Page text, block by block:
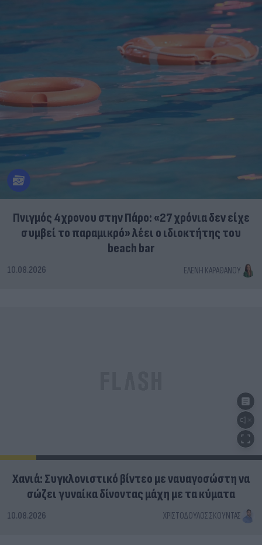
Πνιγμός 4χρονου στην Πάρο: «27 χρόνια δεν είχε
συμβεί το παραμικρό» λέει ο ιδιοκτήτης του
beach bar
10.08.2026 ΕΛΈΝΗ ΚΑΡΑΘΆΝΟΥ
Χανιά: Συγκλονιστικό βίντεο με ναυαγοσώστη να
σώζει γυναίκα δίνοντας μάχη με τα κύματα
10.08.2026 ΧΡΙΣΤΌΔΟΥΛΟΣ ΣΚΟΎΝΤΑΣ